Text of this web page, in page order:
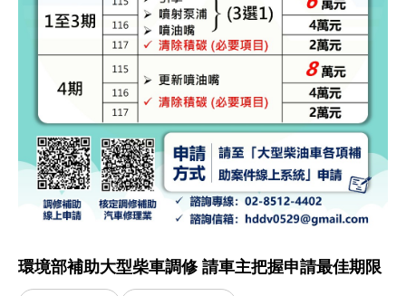
環境部補助大型柴車調修 請車主把握申請最佳期限